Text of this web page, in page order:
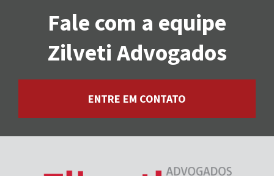
Fale com a equipe
Zilveti Advogados
ENTRE EM CONTATO